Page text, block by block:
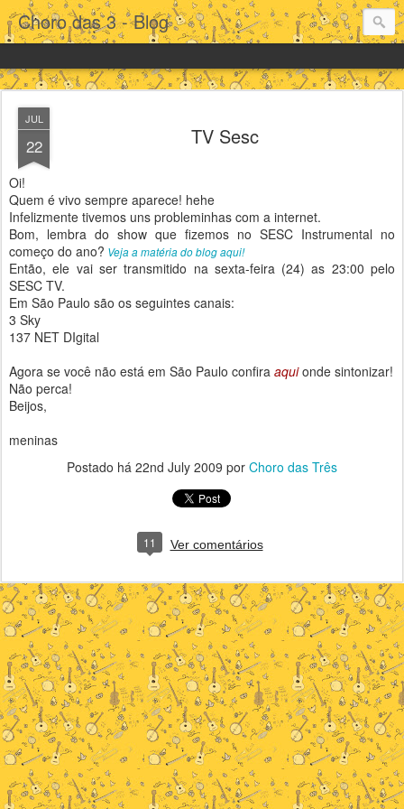
Choro das 3 - Blog
JUL
22 TV Sesc
Oi!
Quem é vivo sempre aparece! hehe
Infelizmente tivemos uns probleminhas com a internet.
Bom, lembra do show que fizemos no SESC Instrumental no
começo do ano? Veja a matéria do blog aqui!
Então, ele vai ser transmitido na sexta-feira (24) as 23:00 pelo
SESC TV.
Em São Paulo são os seguintes canais:
3 Sky
137 NET DIgital
Agora se você não está em São Paulo confira aquionde sintonizar!
Não perca!
Beijos,
meninas
Postado há 22nd July 2009 por Choro das Três
11 Ver comentários